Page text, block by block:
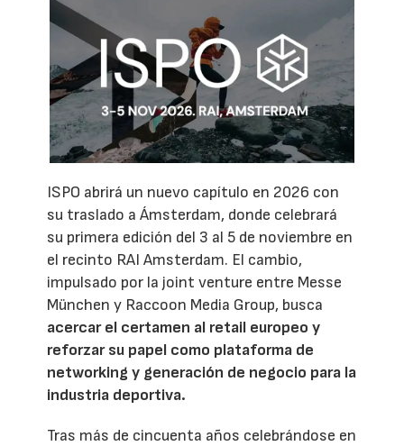
ISPO abrirá un nuevo capítulo en 2026 con
su traslado a Ámsterdam, donde celebrará
su primera edición del 3 al 5 de noviembre en
el recinto RAI Amsterdam. El cambio,
impulsado por la joint venture entre Messe
München y Raccoon Media Group, busca
acercar el certamen al retail europeo y
reforzar su papel como plataforma de
networking y generación de negocio para la
industria deportiva.
Tras más de cincuenta años celebrándose en